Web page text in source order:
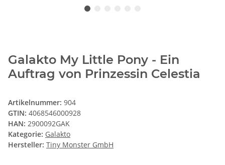
Galakto My Little Pony - Ein
Auftrag von Prinzessin Celestia
Artikelnummer: 904
GTIN: 4068546000928
HAN: 2900092GAK
Kategorie: Galakto
Hersteller: Tiny Monster GmbH